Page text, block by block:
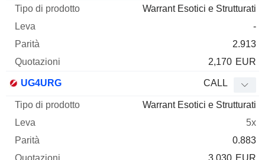
Warrant Esotici e Strutturati
-
2.913
2,170 EUR
UG4URG CALL
Warrant Esotici e Strutturati
5x
0.883